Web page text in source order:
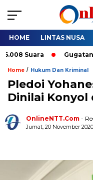
HOME LINTAS NUSA
Ijasah Paket C
Home / Hukum Dan Kriminal
Pledoi
Dinilai Konyol
OnlineNTT.Com -
Jumat, 20 November